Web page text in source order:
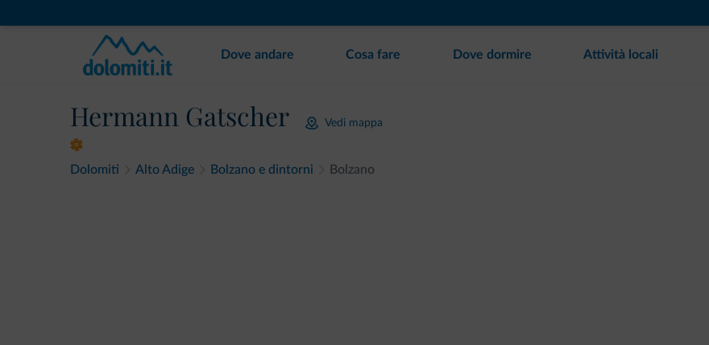
Dove andare Cosa fare Dove dormire Attività locali
Hermann Gatscher Vedi mappa
Dolomiti Alto Adige Bolzano e dintorni Bolzano